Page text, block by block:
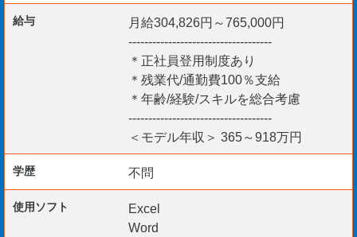
1・2級建築施工管理技士
1・2級建築施工管理技士補
ゼネコンや地元工事会社の出身者
大きなプロジェクトに参画したい方
給与
月給304,826円～765,000円
------------------------------------
＊正社員登用制度あり
＊残業代/通勤費100％支給
＊年齢/経験/スキルを総合考慮
------------------------------------
＜モデル年収＞ 365～918万円
学歴 不問
使用ソフト
Excel
Word